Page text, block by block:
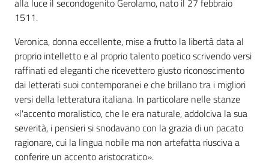
alla luce il secondogenito Gerolamo, nato il 27 febbraio
1511.
Veronica, donna eccellente, mise a frutto la libertà data al
proprio intelletto e al proprio talento poetico scrivendo versi
raffinati ed eleganti che ricevettero giusto riconoscimento
dai letterati suoi contemporanei e che brillano tra i migliori
versi della letteratura italiana. In particolare nelle stanze
«l'accento moralistico, che le era naturale, addolciva la sua
severità, i pensieri si snodavano con la grazia di un pacato
ragionare, cui la lingua nobile ma non artefatta riusciva a
conferire un accento aristocratico».